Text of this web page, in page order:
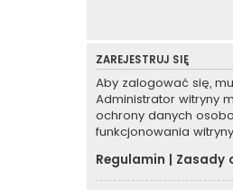
ZAREJESTRUJ SIĘ
Aby zalogować się,
Administrator witryny
ochrony danych
funkcjonowania
Regulamin | Zasady